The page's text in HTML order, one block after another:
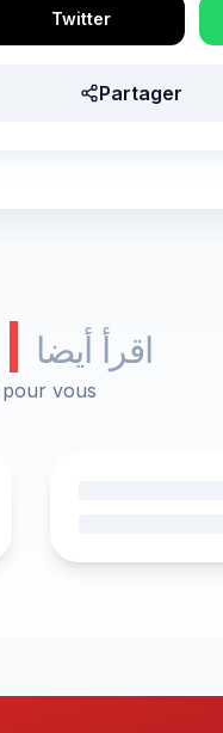
Twitter
Partager
اقرأ أيضا
vous